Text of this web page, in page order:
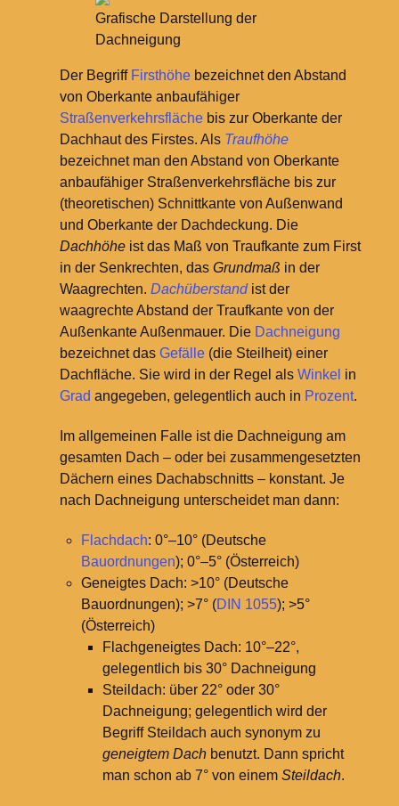
Grafische Darstellung der
Dachneigung
Der Begriff Firsthöhebezeichnet den Abstand
von Oberkante anbaufähiger
Straßenverkehrsflächebis zur Oberkante der
Dachhaut des Firstes. Als Traufhöhe
bezeichnet man den Abstand von Oberkante
anbaufähiger Straßenverkehrsfläche bis zur
(theoretischen) Schnittkante von Außenwand
und Oberkante der Dachdeckung. Die
Dachhöheist das Maß von Traufkante zum First
in der Senkrechten, das Grundmaß in der
Waagrechten. Dachüberstandist der
waagrechte Abstand der Traufkante von der
Außenkante Außenmauer. Die Dachneigung
bezeichnet das Gefälle(die Steilheit) einer
Dachfläche. Sie wird in der Regel als Winkel in
Grad angegeben, gelegentlich auch in Prozent.
Im allgemeinen Falle ist die Dachneigung am
gesamten Dach – oder bei zusammengesetzten
Dächern eines Dachabschnitts – konstant. Je
nach Dachneigung unterscheidet man dann:
Flachdach: 0°–10° (Deutsche
Bauordnungen); 0°–5° (Österreich)
Geneigtes Dach: >10° (Deutsche
Bauordnungen); >7° (DIN 1055); >5°
(Österreich)
Flachgeneigtes Dach: 10°–22°,
gelegentlich bis 30° Dachneigung
Steildach: über 22° oder 30°
Dachneigung; gelegentlich wird der
Begriff Steildach auch synonym zu
geneigtem Dachbenutzt. Dann spricht
man schon ab 7° von einem Steildach.